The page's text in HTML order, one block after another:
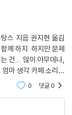
불안해하니까요.
. 그래서, 똥강아지는
보호자는 평화를 얻
사실 하나만은 또렷이
똥을 싸는 말썽꾸러기
자 가족이라는 것 말
건.... 많이.아무데나,
아지만 바라보고 잘
0 댓글0